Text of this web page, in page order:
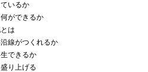
いるか
ができるか
は
線がつくれるか
できるか
り上げる